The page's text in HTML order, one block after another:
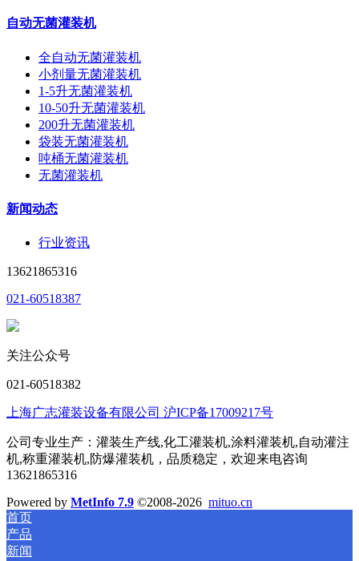
自动无菌灌装机
全自动无菌灌装机
小剂量无菌灌装机
1-5升无菌灌装机
10-50升无菌灌装机
200升无菌灌装机
袋装无菌灌装机
吨桶无菌灌装机
无菌灌装机
新闻动态
行业资讯
13621865316
021-60518387
关注公众号
021-60518382
上海广志灌装设备有限公司 沪ICP备17009217号
公司专业生产：灌装生产线,化工灌装机,涂料灌装机,自动灌注
机,称重灌装机,防爆灌装机，品质稳定，欢迎来电咨询
13621865316
Powered by MetInfo 7.9 ©2008-2026 mituo.cn
首页
产品
新闻